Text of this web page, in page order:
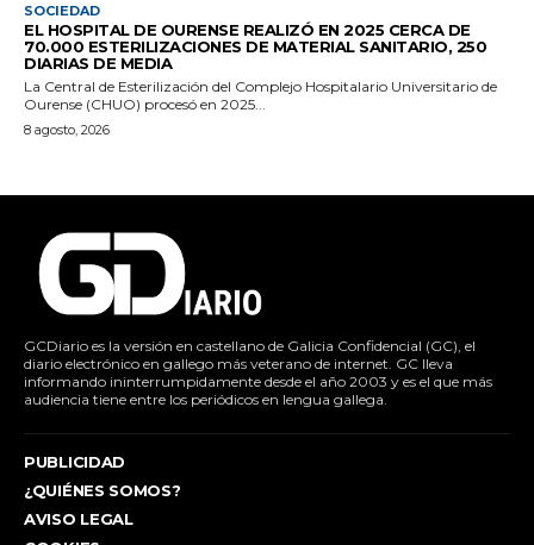
SOCIEDAD
EL HOSPITAL DE OURENSE REALIZÓ EN 2025 CERCA DE
70.000 ESTERILIZACIONES DE MATERIAL SANITARIO, 250
DIARIAS DE MEDIA
La Central de Esterilización del Complejo Hospitalario Universitario de
Ourense (CHUO) procesó en 2025...
8 agosto, 2026
GCDiario es la versión en castellano de Galicia Confidencial (GC), el
diario electrónico en gallego más veterano de internet. GC lleva
informando ininterrumpidamente desde el año 2003 y es el que más
audiencia tiene entre los periódicos en lengua gallega.
PUBLICIDAD
¿QUIÉNES SOMOS?
AVISO LEGAL